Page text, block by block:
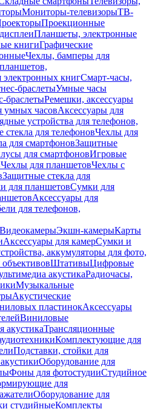
Мониторы-телевизорыТВ-
Проекционные
Планшеты, электронные
книгиГрафические
Чехлы, бамперы для
электронных книгСмарт-часы,
браслетыУмные часы
браслетыРемешки, аксессуары
умных часовАксессуары для
устройства для телефонов,
для телефоновЧехлы для
для смартфоновЗащитные
для смартфоновИгровые
Чехлы для планшетовЧехлы с
Защитные стекла для
для планшетовСумки для
Аксессуары для
для телефонов,
ВидеокамерыЭкшн-камерыКарты
Аксессуары для камерСумки и
аккумуляторы для фото,
ШтативыЦифровые
акустикаРадиочасы,
Музыкальные
Акустические
пластинокАксессуары
Виниловые
акустикаТрансляционные
Комплектующие для
Подставки, стойки для
Оборудование для
Фоны для фотостудииСтудийное
для
Оборудование для
студийныеКомплекты